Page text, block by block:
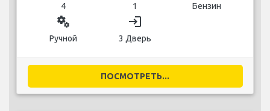
4 1 Бензин
miscellaneous_services
Ручной
login
3 Дверь
ПОСМОТРЕТЬ...